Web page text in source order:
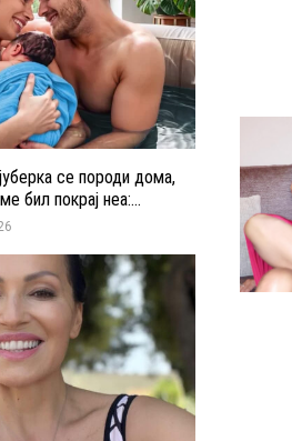
се породи дома,
бил покрај неа:...